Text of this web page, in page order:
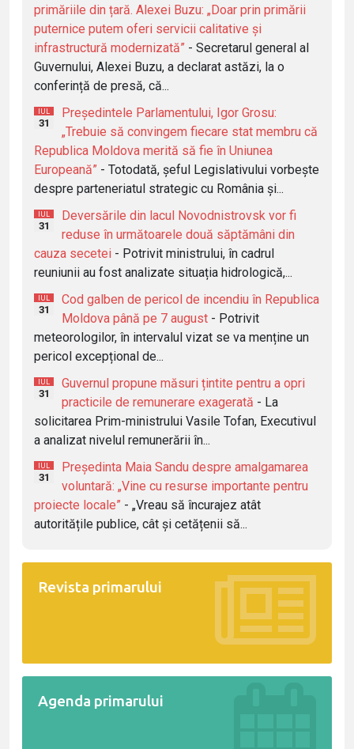
primăriile din țară. Alexei Buzu: „Doar prin primării
puternice putem oferi servicii calitative și
infrastructură modernizată” - Secretarul general al
Guvernului, Alexei Buzu, a declarat astăzi, la o
conferință de presă, că...
IUL
31
Președintele Parlamentului, Igor Grosu:
„Trebuie să convingem fiecare stat membru că
Republica Moldova merită să fie în Uniunea
Europeană” - Totodată, șeful Legislativului vorbește
despre parteneriatul strategic cu România și...
IUL
31
Deversările din lacul Novodnistrovsk vor fi
reduse în următoarele două săptămâni din
cauza secetei - Potrivit ministrului, în cadrul
reuniunii au fost analizate situația hidrologică,...
IUL
31
Cod galben de pericol de incendiu în Republica
Moldova până pe 7 august - Potrivit
meteorologilor, în intervalul vizat se va menține un
pericol excepțional de...
IUL
31
Guvernul propune măsuri țintite pentru a opri
practicile de remunerare exagerată - La
solicitarea Prim-ministrului Vasile Tofan, Executivul
a analizat nivelul remunerării în...
IUL
31
Președinta Maia Sandu despre amalgamarea
voluntară: „Vine cu resurse importante pentru
proiecte locale” - „Vreau să încurajez atât
autoritățile publice, cât și cetățenii să...
Revista primarului
Agenda primarului